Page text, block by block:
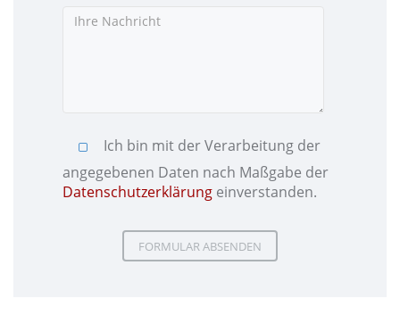
Ich bin mit der Verarbeitung der
angegebenen Daten nach Maßgabe der
Datenschutzerklärung einverstanden.
Please leave this field empty.
Please leave this field empty.